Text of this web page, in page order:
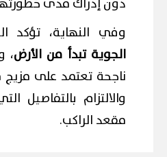
دون إدراك مدى
وفي النهاية، تؤكد
الجوية تبدأ من الأرض،
ناجحة تعتمد على مزيج
والالتزام بالتفاصيل
مقعد الراكب.